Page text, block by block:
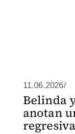
11.06.2026/
Belinda
anotan